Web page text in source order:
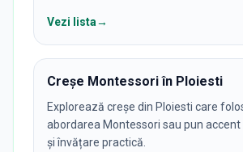
Vezi lista→
Creșe Montessori în Ploiesti
Explorează creșe din Ploiesti care
abordarea Montessori sau pun
și învățare practică.